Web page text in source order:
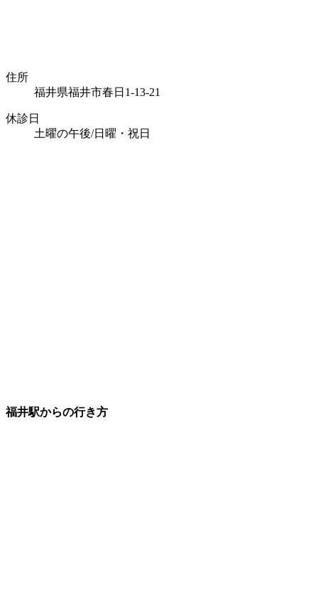
住所
福井県福井市春日1-13-21
休診日
土曜の午後/日曜・祝日
福井駅からの行き方